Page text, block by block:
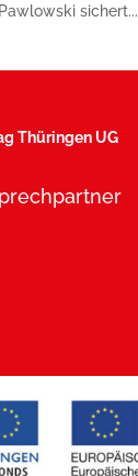
sichert...
Thüringen UG